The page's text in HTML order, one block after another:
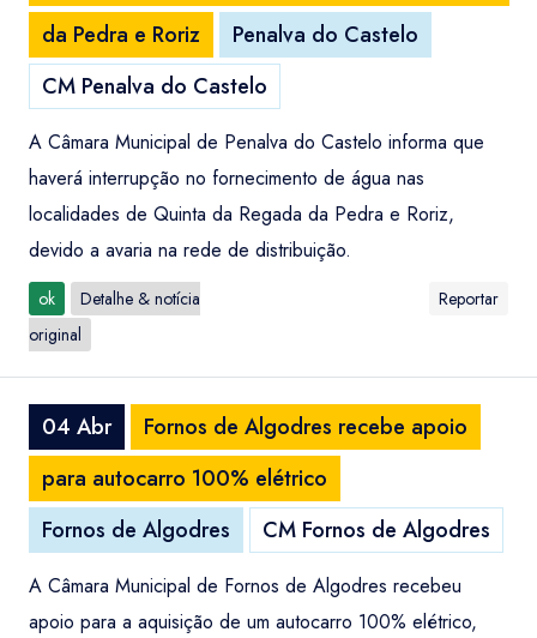
da Pedra e Roriz
Penalva do Castelo
CM Penalva do Castelo
A Câmara Municipal de Penalva do Castelo informa que
haverá interrupção no fornecimento de água nas
localidades de Quinta da Regada da Pedra e Roriz,
devido a avaria na rede de distribuição.
ok
Detalhe & notícia
original
Reportar
04 Abr
Fornos de Algodres recebe apoio
para autocarro 100% elétrico
Fornos de Algodres
CM Fornos de Algodres
A Câmara Municipal de Fornos de Algodres recebeu
apoio para a aquisição de um autocarro 100% elétrico,